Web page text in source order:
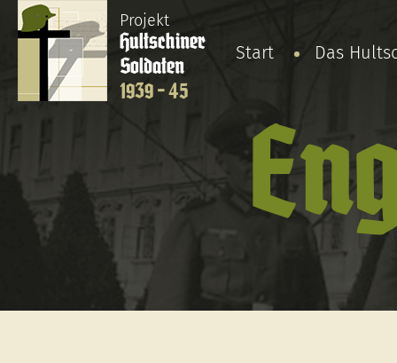
Projekt
Hultschiner
Soldaten
1939 - 45
Start Das